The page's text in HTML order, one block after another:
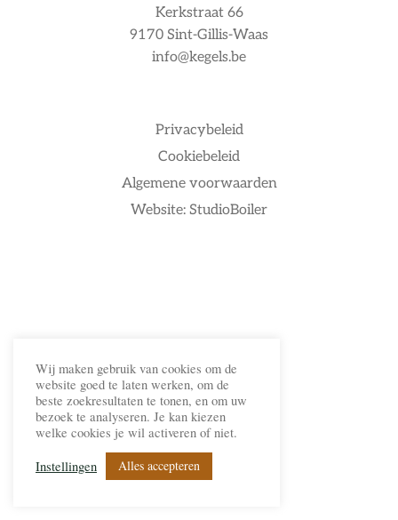
Privacybeleid
Cookiebeleid
Algemene voorwaarden
Website: StudioBoiler
Kerkstraat 66
9170 Sint-Gillis-Waas
info@kegels.be
Wij maken gebruik van cookies om de
website goed te laten werken, om de
beste zoekresultaten te tonen, en om uw
bezoek te analyseren. Je kan kiezen
welke cookies je wil activeren of niet.
Instellingen
Alles accepteren